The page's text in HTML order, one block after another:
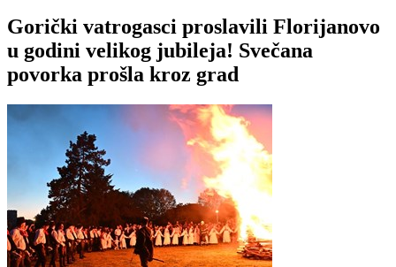
Gorički vatrogasci proslavili Florijanovo
u godini velikog jubileja! Svečana
povorka prošla kroz grad